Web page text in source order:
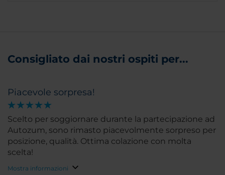
Consigliato dai nostri ospiti per...
Piacevole sorpresa!
Scelto per soggiornare durante la partecipazione ad
Autozum, sono rimasto piacevolmente sorpreso per
posizione, qualità. Ottima colazione con molta
scelta!
Mostra informazioni